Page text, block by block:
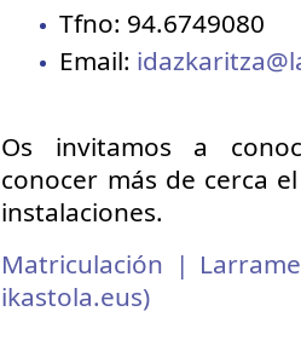
Tfno: 94.6749080
Email:
Os invitamos a
conocer más de cerca
instalaciones.
Matriculación |
ikastola.eus)